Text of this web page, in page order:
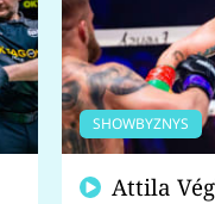
SHOWBYZNYS